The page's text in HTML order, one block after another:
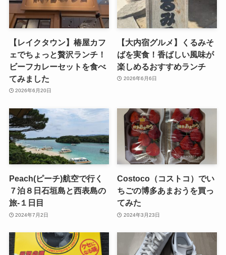
【レイクタウン】椿屋カフ
ェでちょっと贅沢ランチ！
ビーフカレーセットを食べ
てみました
2026年6月20日
【大内宿グルメ】くるみそ
ばを実食！香ばしい風味が
楽しめるおすすめランチ
2026年6月6日
Peach(ピーチ)航空で行く
７泊８日石垣島と西表島の
旅-１日目
2024年7月2日
Costoco（コストコ）でい
ちごの博多あまおうを買っ
てみた
2024年3月23日